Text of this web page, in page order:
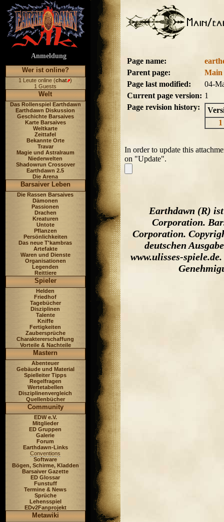
Anmeldung
Wer ist online?
1 Leute online (chat )
1 Guests
Welt
Das Rollenspiel Earthdawn
Earthdawn Diskussion
Geschichte Barsaives
Karte Barsaives
Weltkarte
Zeittafel
Bekannte Orte
Travar
Magie und Astralraum
Niederwelten
Shadowrun Crossover
Earthdawn 2.5
Die Arena
Barsaiver Leben
Die Rassen Barsaives
Dämonen
Passionen
Drachen
Kreaturen
Untote
Pflanzen
Persönlichkeiten
Das neue T'kambras
Artefakte
Waren und Dienste
Organisationen
Legenden
Reittiere
Spieler
Helden
Friedhof
Tagebücher
Disziplinen
Talente
Kniffe
Fertigkeiten
Zaubersprüche
Charaktererschaffung
Vorteile & Nachteile
Mastern
Abenteuer
Gebäude und Material
Spielleiter Tipps
Regelfragen
Wertetabellen
Disziplinenvergleich
Quellenbücher
Community
EDW e.V.
Mitglieder
ED Gruppen
Galerie
Forum
Earthdawn-Links
Conventions
Software
Bögen, Schirme, Kladden
Barsaiver Gazette
ED Glossar
Funstuff
Termine & News
Sprüche
Lehensspiel
EDv2Fanprojekt
Metawiki
Page name:
Parent page:
Main
Page last modified:
04-
Current page version: 1
Page revision history:
1
In order to update this
on "Update".
Earthdawn (R)
Corporation.
Corporation.
deutschen
www.ulisses-